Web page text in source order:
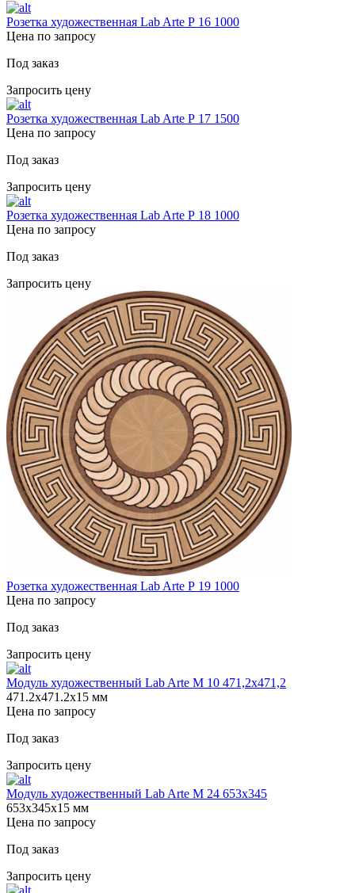
Розетка художественная Lab Arte Р 16 1000
Цена по запросу
Под заказ
Запросить цену
Розетка художественная Lab Arte Р 17 1500
Цена по запросу
Под заказ
Запросить цену
Розетка художественная Lab Arte Р 18 1000
Цена по запросу
Под заказ
Запросить цену
Розетка художественная Lab Arte Р 19 1000
Цена по запросу
Под заказ
Запросить цену
Модуль художественный Lab Arte М 10 471,2х471,2
471.2х471.2х15 мм
Цена по запросу
Под заказ
Запросить цену
Модуль художественный Lab Arte М 24 653х345
653х345х15 мм
Цена по запросу
Под заказ
Запросить цену